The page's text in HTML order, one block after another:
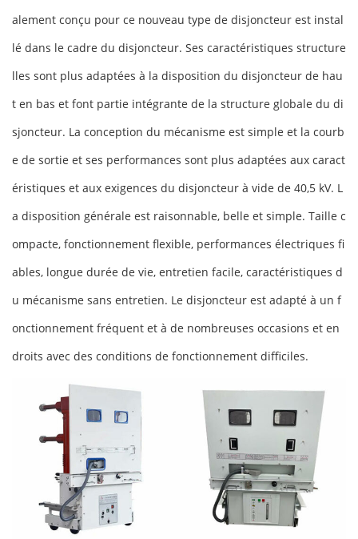
alement conçu pour ce nouveau type de disjoncteur est instal
lé dans le cadre du disjoncteur. Ses caractéristiques structure
lles sont plus adaptées à la disposition du disjoncteur de hau
t en bas et font partie intégrante de la structure globale du di
sjoncteur. La conception du mécanisme est simple et la courb
e de sortie et ses performances sont plus adaptées aux caract
éristiques et aux exigences du disjoncteur à vide de 40,5 kV. L
a disposition générale est raisonnable, belle et simple. Taille c
ompacte, fonctionnement flexible, performances électriques fi
ables, longue durée de vie, entretien facile, caractéristiques d
u mécanisme sans entretien. Le disjoncteur est adapté à un f
onctionnement fréquent et à de nombreuses occasions et en
droits avec des conditions de fonctionnement difficiles.